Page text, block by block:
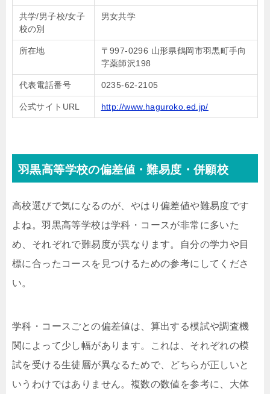
共学/男子校/女子
校の別
男女共学
所在地
〒997-0296 山形県鶴岡市羽黒町手向
字薬師沢198
代表電話番号 0235-62-2105
公式サイトURL http://www.haguroko.ed.jp/
羽黒高等学校の偏差値・難易度・併願校
高校選びで気になるのが、やはり偏差値や難易度です
よね。羽黒高等学校は学科・コースが非常に多いた
め、それぞれで難易度が異なります。自分の学力や目
標に合ったコースを見つけるための参考にしてくださ
い。
学科・コースごとの偏差値は、算出する模試や調査機
関によって少し幅があります。これは、それぞれの模
試を受ける生徒層が異なるためで、どちらが正しいと
いうわけではありません。複数の数値を参考に、大体